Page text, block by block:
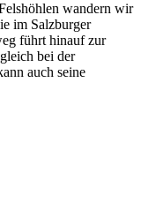
wandern wir
im Salzburger
führt hinauf zur
bei der
auch seine